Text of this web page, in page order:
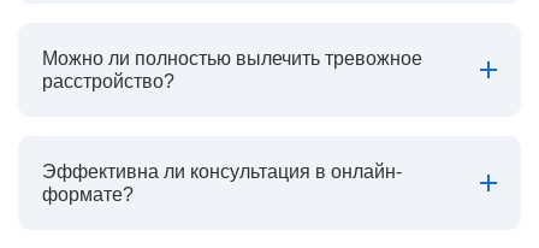
Можно ли полностью вылечить тревожное
расстройство?
Эффективна ли консультация в онлайн-
формате?